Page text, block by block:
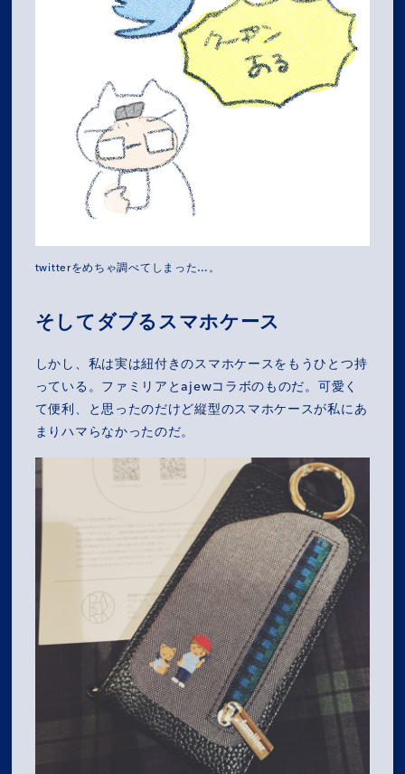
twitterをめちゃ調べてしまった…。
そしてダブるスマホケース
しかし、私は実は紐付きのスマホケースをもうひとつ持
っている。ファミリアとajewコラボのものだ。可愛く
て便利、と思ったのだけど縦型のスマホケースが私にあ
まりハマらなかったのだ。